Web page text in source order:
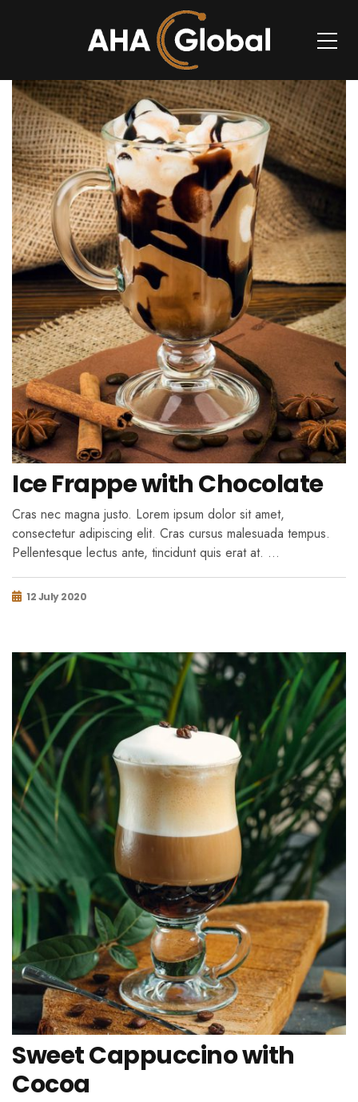
Ice Frappe with Chocolate
Cras nec magna justo. Lorem ipsum dolor sit amet,
consectetur adipiscing elit. Cras cursus malesuada tempus.
Pellentesque lectus ante, tincidunt quis erat at. …
12 July 2020
Sweet Cappuccino with
Cocoa